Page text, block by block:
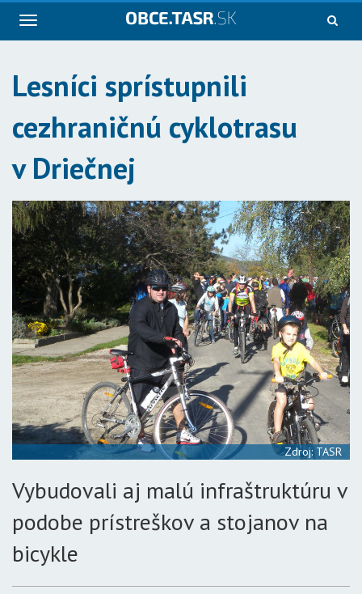
Navigácia
Lesníci sprístupnili
cezhraničnú cyklotrasu
v Driečnej
Zdroj: TASR
Vybudovali aj malú infraštruktúru v
podobe prístreškov a stojanov na
bicykle